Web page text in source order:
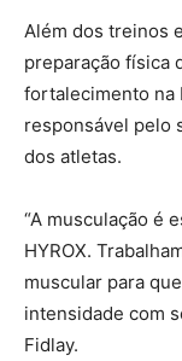
Além dos treinos
preparação física
fortalecimento na
responsável pelo
dos atletas.
“A musculação é
HYROX.
muscular para
intensidade com
Fidlay.